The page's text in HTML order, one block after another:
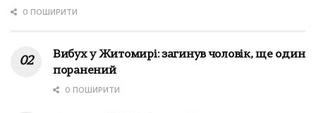
0 ПОШИРИТИ
Вибух у Житомирі: загинув чоловік, ще один
поранений
0 ПОШИРИТИ